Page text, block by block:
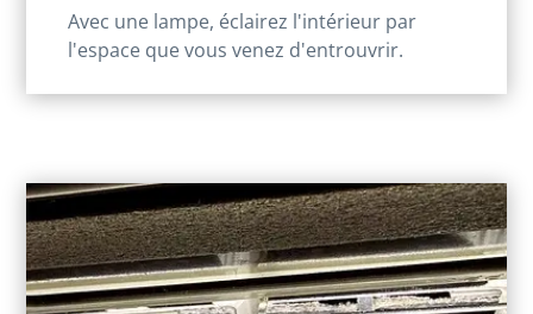
Avec une lampe, éclairez l'intérieur par
l'espace que vous venez d'entrouvrir.